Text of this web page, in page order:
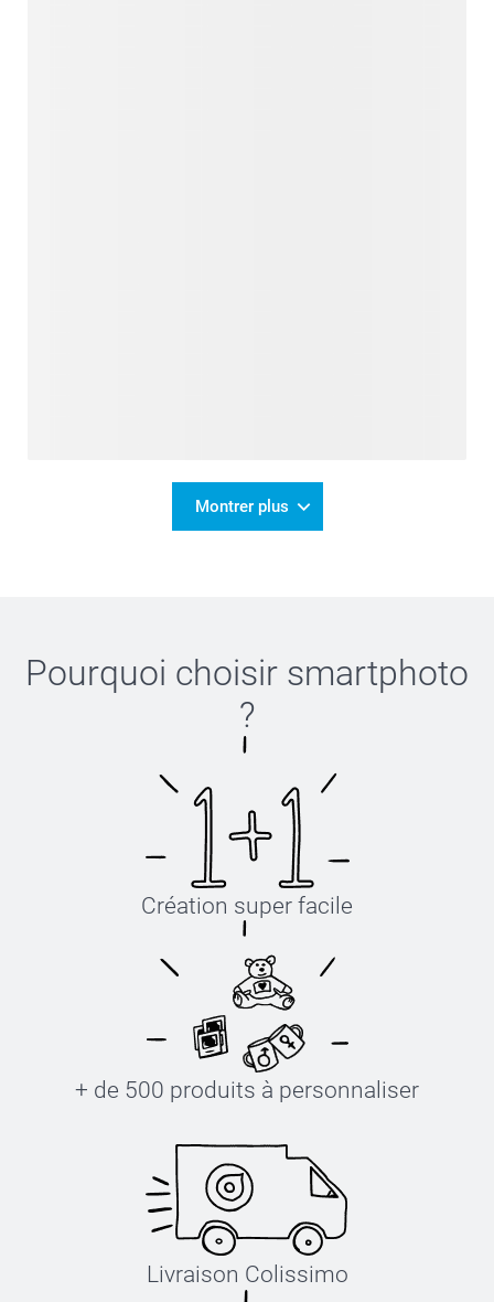
Montrer plus
Pourquoi choisir smartphoto
?
Création super facile
+ de 500 produits à personnaliser
Livraison Colissimo